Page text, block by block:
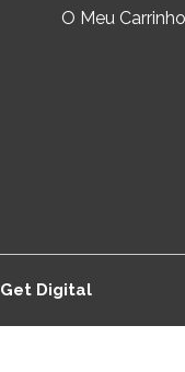
O Meu Carrinho
Get Digital